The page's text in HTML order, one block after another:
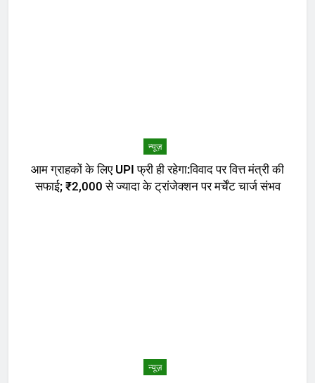
न्यूज़
आम ग्राहकों के लिए UPI फ्री ही रहेगा:विवाद पर वित्त मंत्री की
सफाई; ₹2,000 से ज्यादा के ट्रांजेक्शन पर मर्चेंट चार्ज संभव
न्यूज़